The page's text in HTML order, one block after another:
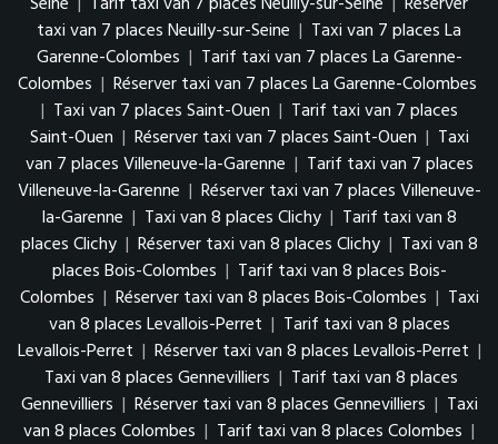
taxi van 7 places Neuilly-sur-Seine | Taxi van 7 places La
Garenne-Colombes | Tarif taxi van 7 places La Garenne-
Colombes | Réserver taxi van 7 places La Garenne-Colombes
| Taxi van 7 places Saint-Ouen | Tarif taxi van 7 places
Saint-Ouen | Réserver taxi van 7 places Saint-Ouen | Taxi
van 7 places Villeneuve-la-Garenne | Tarif taxi van 7 places
Villeneuve-la-Garenne | Réserver taxi van 7 places Villeneuve-
la-Garenne | Taxi van 8 places Clichy | Tarif taxi van 8
places Clichy | Réserver taxi van 8 places Clichy | Taxi van 8
places Bois-Colombes | Tarif taxi van 8 places Bois-
Colombes | Réserver taxi van 8 places Bois-Colombes | Taxi
van 8 places Levallois-Perret | Tarif taxi van 8 places
Levallois-Perret | Réserver taxi van 8 places Levallois-Perret |
Taxi van 8 places Gennevilliers | Tarif taxi van 8 places
Gennevilliers | Réserver taxi van 8 places Gennevilliers | Taxi
van 8 places Colombes | Tarif taxi van 8 places Colombes |